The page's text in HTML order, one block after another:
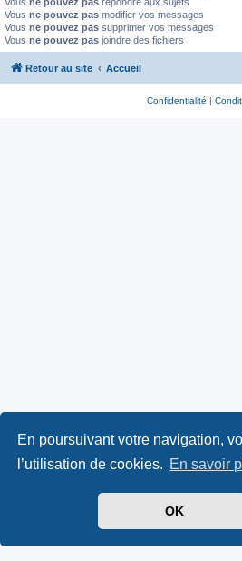
En poursuivant votre navigation,
l’utilisation de cookies. En savoir
OK
Vous ne pouvez pas modifier vos messages
Vous ne pouvez pas supprimer vos messages
Vous ne pouvez pas joindre des fichiers
Retour au site Accueil
Confidentialité |